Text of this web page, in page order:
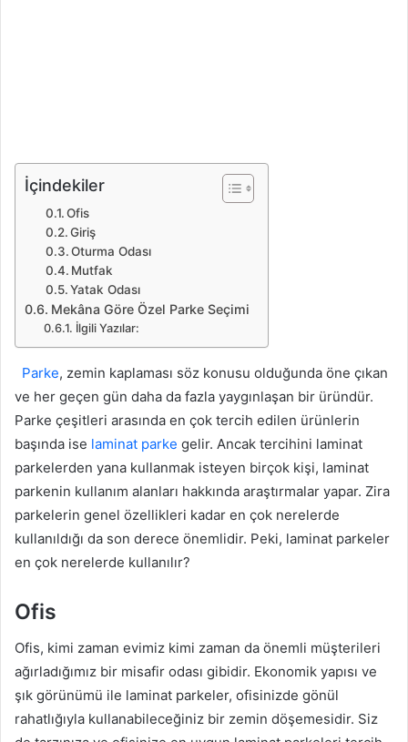
İçindekiler
Ofis
Giriş
Oturma Odası
Mutfak
Yatak Odası
Mekâna Göre Özel Parke Seçimi
İlgili Yazılar:
Parke, zemin kaplaması söz konusu olduğunda öne çıkan
ve her geçen gün daha da fazla yaygınlaşan bir üründür.
Parke çeşitleri arasında en çok tercih edilen ürünlerin
başında ise laminat parke gelir. Ancak tercihini laminat
parkelerden yana kullanmak isteyen birçok kişi, laminat
parkenin kullanım alanları hakkında araştırmalar yapar. Zira
parkelerin genel özellikleri kadar en çok nerelerde
kullanıldığı da son derece önemlidir. Peki, laminat parkeler
en çok nerelerde kullanılır?
Ofis
Ofis, kimi zaman evimiz kimi zaman da önemli müşterileri
ağırladığımız bir misafir odası gibidir. Ekonomik yapısı ve
şık görünümü ile laminat parkeler, ofisinizde gönül
rahatlığıyla kullanabileceğiniz bir zemin döşemesidir. Siz